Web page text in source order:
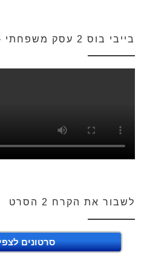
בייבי בוס 2 עסק משפחתי – טריילר רשמי מדובב
לשבור את הקרח 2 הסרט
סרטונים